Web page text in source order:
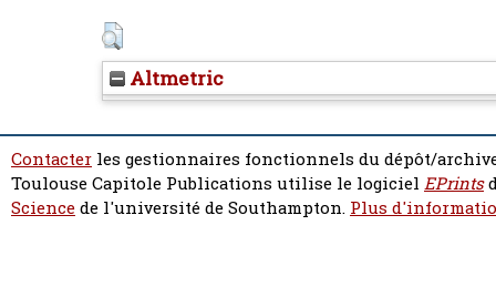
Altmetric
Contacter les gestionnaires fonctionnels du dépôt/
Toulouse Capitole Publications utilise le logiciel EPrints
Sciencede l'université de Southampton. Plus